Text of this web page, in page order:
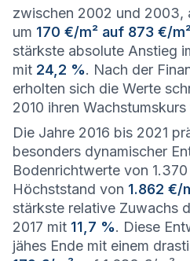
zwischen 2002 und 2003,
um 170 €/m² auf 873 €/
stärkste absolute Anstieg
mit 24,2 %. Nach der
erholten sich die Werte
2010 ihren Wachstumskurs
Die Jahre 2016 bis 2021
besonders dynamischer
Bodenrichtwerte von
Höchststand von 1.862 €/
stärkste relative Zuwachs
2017 mit 11,7 %. Diese
jähes Ende mit einem